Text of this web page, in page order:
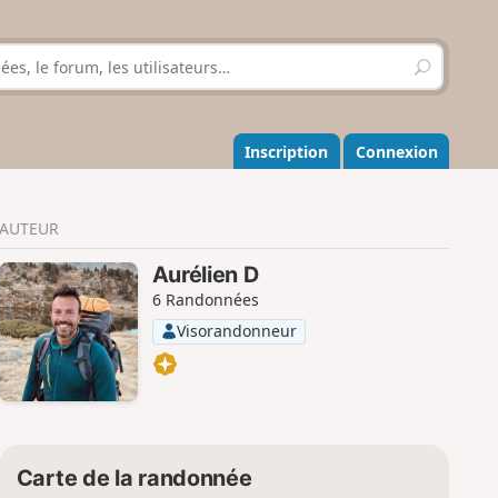
R
e
h
e
r
r
Inscription Connexion
AUTEUR
Aurélien D
6 Randonnées
Visorandonneur
Carte de la randonnée